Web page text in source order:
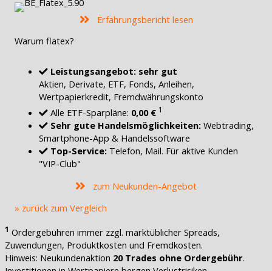
Erfahrungsbericht lesen
Warum flatex?
Leistungsangebot: sehr gut
Aktien, Derivate, ETF, Fonds, Anleihen,
Wertpapierkredit, Fremdwährungskonto
Alle ETF-Sparpläne: 0,00 € 1
Sehr gute Handelsmöglichkeiten: Webtrading,
Smartphone-App & Handelssoftware
Top-Service: Telefon, Mail. Für aktive Kunden
"VIP-Club"
zum Neukunden-Angebot
» zurück zum Vergleich
1 Ordergebühren immer zzgl. marktüblicher Spreads,
Zuwendungen, Produktkosten und Fremdkosten.
Hinweis: Neukundenaktion 20 Trades ohne Ordergebühr.